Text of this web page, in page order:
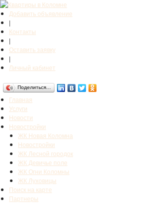
Добавить объявление
|
Контакты
|
Оставить заявку
|
Личный кабинет
Поделиться…
Главная
Услуги
Новости
Новостройки
ЖК Новая Коломна
Новостройки
ЖК Лесной городок
ЖК Девичье поле
ЖК Огни Коломны
ЖК Луховицы
Поиск на карте
Партнеры